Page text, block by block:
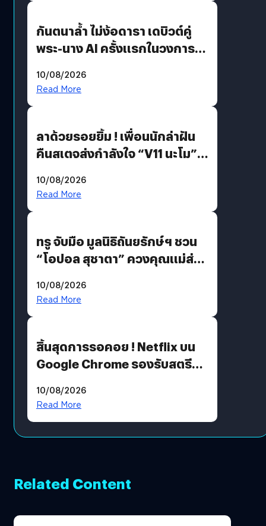
กันตนาล้ำ ไม่ง้อดารา เดบิวต์คู่
พระ-นาง AI ครั้งแรกในวงการ
10/08/2026
Read More
ลาด้วยรอยยิ้ม ! เพื่อนนักล่าฝัน
คืนสเตจส่งกำลังใจ “V11 นะโม”
รักแน่นฮอลล์
10/08/2026
Read More
ทรู จับมือ มูลนิธิถันยรักษ์ฯ ชวน
“โอปอล สุชาตา” ควงคุณแม่ส่ง
เติมเต็มความหมายวันแม่ปีนี้
10/08/2026
Read More
สิ้นสุดการรอคอย ! Netflix บน
Google Chrome รองรับสตรีม
เงื่อนไขที่กำหนด
10/08/2026
Read More
Related Content